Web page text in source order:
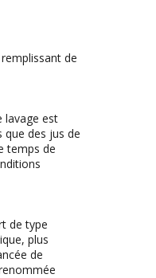
de
lavage est
que des jus de
temps de
de type
plus
de